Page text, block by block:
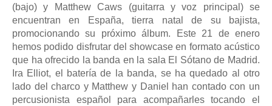
(bajo) y Matthew Caws (guitarra y voz principal) se
encuentran en España, tierra natal de su bajista,
promocionando su próximo álbum. Este 21 de enero
hemos podido disfrutar del showcase en formato acústico
que ha ofrecido la banda en la sala El Sótano de Madrid.
Ira Elliot, el batería de la banda, se ha quedado al otro
lado del charco y Matthew y Daniel han contado con un
percusionista español para acompañarles tocando el